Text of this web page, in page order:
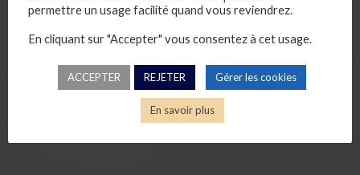
permettre un usage facilité quand vous reviendrez.
En cliquant sur "Accepter" vous consentez à cet usage.
ACCEPTER REJETER Gérer les cookies
En savoir plus